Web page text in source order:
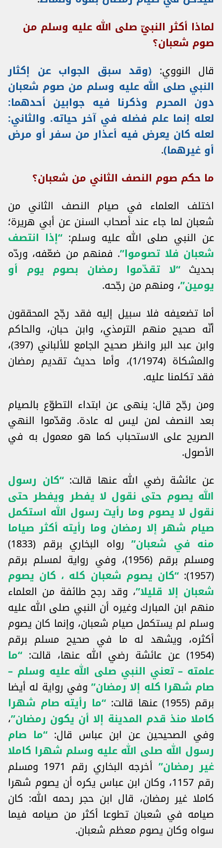
لماذا أكثر النبيّ صلى الله عليه وسلم من
صوم شعبان؟
قال النووي: (وقد سبق الجواب عن إكثار
النبي صلى الله عليه وسلم من صوم شعبان
دون المحرم وذكرنا فيه جوابين أحدهما:
لعله إنما علم فضله في آخر حياته. والثاني:
لعله كان يعرض فيه أعذار من سفر أو مرض
أو غيرهما).
ما حكم صوم النصف الثاني من شعبان؟
اختلف العلماء في صيام النصف الثاني من
شعبان لما جاء عند أصحاب السنن عن أبي هريرة؛
عن النبي صلى الله عليه وسلم: “إذا انتصف
شعبان فلا تصوموا”. فمنهم من ضعّفه، وردّه
بحديث“لا تقدّموا رمضان بصوم يوم أو
يومين”، ومنهم من رجّحه.
أما تضعيفه فلا سبيل إليه فقد رجّح المحققون
أنّه صحيح منهم الترمذي، وابن حبان، والحاكم
وابن عبد البر وانظر صحيح الجامع للألباني (397)،
والمشكاة (1/1974)، وأما حديث تقديم رمضان
فقد تكلمنا عليه.
ومن رجّح قال: ينهى عن ابتداء التطوّع بالصيام
بعد النصف لمن ليس له عادة. وقدّموا النهي
الصريح على الاستحباب كما هو معمول به في
الأصول.
عن عائشة رضي الله عنها قالت:“كان رسول
الله يصوم حتى نقول لا يفطر ويفطر حتى
نقول لا يصوم وما رأيت رسول الله استكمل
صيام شهر إلا رمضان وما رأيته أكثر صياما
منه في شعبان”
رواه البخاري برقم (1833)
ومسلم برقم (1956)، وفي رواية لمسلم برقم
(1957):
“كان يصوم شعبان كله ، كان يصوم
شعبان إلا قليلا”، وقد رجح طائفة من العلماء
منهم ابن المبارك وغيره أن النبي صلى الله عليه
وسلم لم يستكمل صيام شعبان، وإنما كان يصوم
أكثره، ويشهد له ما في صحيح مسلم برقم
(1954) عن عائشة رضي الله عنها، قالت:
“ما
علمته – تعني النبي صلى الله عليه وسلم –
صام شهرا كله إلا رمضان” وفي رواية له أيضا
برقم (1955) عنها قالت:
“ما رأيته صام شهرا
كاملا منذ قدم المدينة إلا أن يكون رمضان”،
وفي الصحيحين عن ابن عباس قال: “ما صام
رسول الله صلى الله عليه وسلم شهرا كاملا
غير رمضان”
أخرجه البخاري رقم 1971 ومسلم
رقم 1157، وكان ابن عباس يكره أن يصوم شهرا
كاملا غير رمضان، قال ابن حجر رحمه الله: كان
صيامه في شعبان تطوعا أكثر من صيامه فيما
سواه وكان يصوم معظم شعبان.